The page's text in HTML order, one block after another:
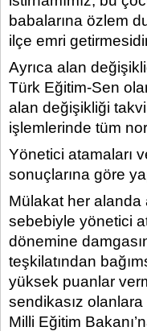
babalarına özlem
ilçe emri
Ayrıca alan
Türk Eğitim-Sen
alan değişikliği
işlemlerinde tüm
Yönetici atamaları
sonuçlarına göre
Mülakat her alanda
sebebiyle yönetici
dönemine
teşkilatından
yüksek puanlar
sendikasız
Milli Eğitim